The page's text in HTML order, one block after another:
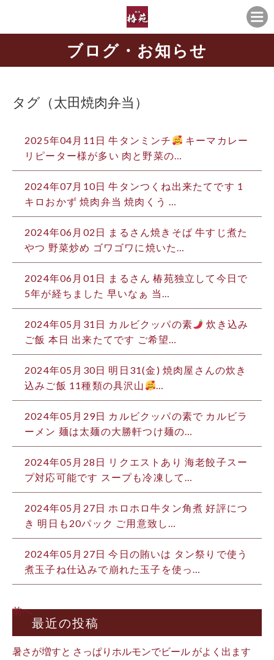
ブログ・お知らせ
タグ（太田焼肉弁当）
2025年04月11日 牛タンミンチ
キーマカレー
リピーター様が多い 肉と野菜の…
2024年07月10日 牛タンつくね出来たてです 1
キロおかず 焼肉弁当 焼肉くう …
2024年06月02日 まるさん焼きそば 牛すじ煮た
やつ 野菜炒め ゴワゴワに焼いた…
2024年06月01日 まるさん 椿苑独立して今日で
5年が経ちました️ 早いなぁ 当…
2024年05月31日 カルビクッパの素
炊き込み
ご飯 本日 出来たてです ご希望…
2024年05月30日 明日31(金) 焼肉屋さんの炊き
込みご飯 11種類の具沢山
…
2024年05月29日 カルビクッパの素で カルビラ
ーメン 麺は太麺の大勝軒つけ麺の…
2024年05月28日 リクエストあり 海老餃子スー
プ対応可能です スープも冷凍して…
2024年05月27日 ホロホロ牛タン角煮 好評につ
き 明日も20パック ご用意致し…
2024年05月27日 今日の賄いは タン祭りで使う
煮玉子ね仕込みで崩れた玉子を使っ…
前へ
最近の投稿
暑さが増すと さっぱりホルモンでビール がよく出ます